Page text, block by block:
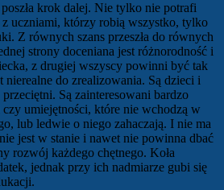
krok dalej. Nie tylko nie potrafi
z uczniami, którzy robią wszystko, tylko
Z równych szans przeszła do równych
strony doceniana jest różnorodność i
z drugiej wszyscy powinni być tak
nierealne do zrealizowania. Są dzieci i
Są zainteresowani bardzo
umiejętności, które nie wchodzą w
lub ledwie o niego zahaczają. I nie ma
jest w stanie i nawet nie powinna dbać
rozwój każdego chętnego. Koła
jednak przy ich nadmiarze gubi się